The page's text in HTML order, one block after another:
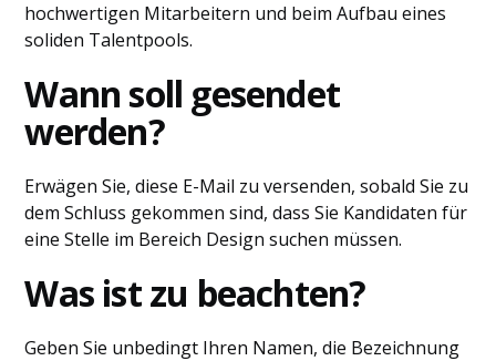
hochwertigen Mitarbeitern und beim Aufbau eines
soliden Talentpools.
Wann soll gesendet
werden?
Erwägen Sie, diese E-Mail zu versenden, sobald Sie zu
dem Schluss gekommen sind, dass Sie Kandidaten für
eine Stelle im Bereich Design suchen müssen.
Was ist zu beachten?
Geben Sie unbedingt Ihren Namen, die Bezeichnung